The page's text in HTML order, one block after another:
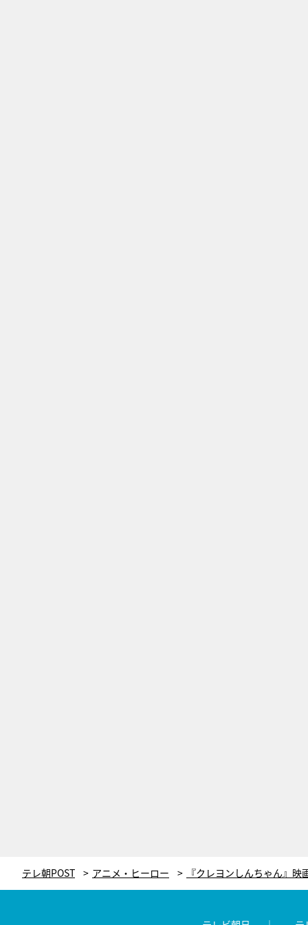
テレ朝POST アニメ・ヒーロー